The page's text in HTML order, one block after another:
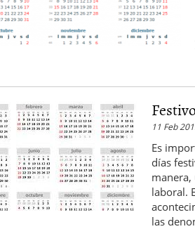
11 Feb
Es
días
laboral.
las